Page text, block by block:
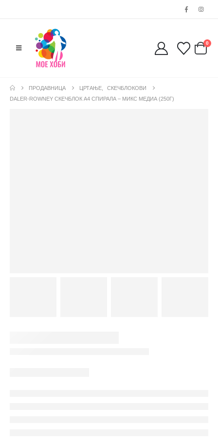
0
ПРОДАВНИЦА ЦРТАЊЕ
СКЕЧБЛОКОВИ
DALER-ROWNEY СКЕЧБЛОК А4 СПИРАЛА – МИКС МЕДИА (250Г)